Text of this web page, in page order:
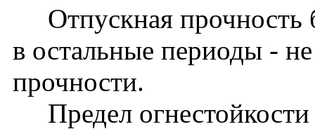
Отпускная прочность
в остальные периоды -
прочности.
Предел